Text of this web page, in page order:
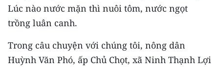
Media Thế giới
Media Thể thao
Media Giáo dục
Lúc nào nước mặn thì nuôi tôm, nước ngọt
trồng luân canh.
Trong câu chuyện với chúng tôi, nông dân
Huỳnh Văn Phó, ấp Chủ Chọt, xã Ninh Thạnh Lợi